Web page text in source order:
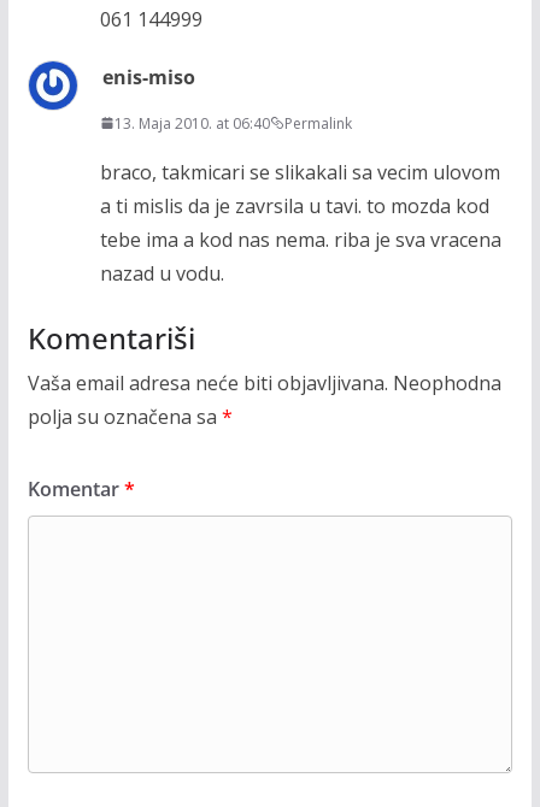
061 144999
enis-miso
13. Maja 2010. at 06:40 Permalink
braco, takmicari se slikakali sa vecim ulovom
a ti mislis da je zavrsila u tavi. to mozda kod
tebe ima a kod nas nema. riba je sva vracena
nazad u vodu.
Komentariši
Vaša email adresa neće biti objavljivana. Neophodna
polja su označena sa *
Komentar*